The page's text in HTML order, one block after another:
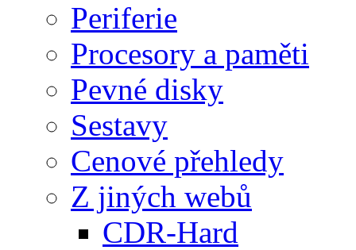
Periferie
Procesory a paměti
Pevné disky
Sestavy
Cenové přehledy
Z jiných webů
CDR-Hard